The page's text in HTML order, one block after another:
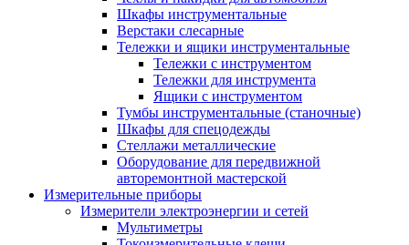
Шкафы инструментальные
Верстаки слесарные
Тележки и ящики инструментальные
Тележки с инструментом
Тележки для инструмента
Ящики с инструментом
Тумбы инструментальные (станочные)
Шкафы для спецодежды
Стеллажи металлические
Оборудование для передвижной
авторемонтной мастерской
Измерительные приборы
Измерители электроэнергии и сетей
Мультиметры